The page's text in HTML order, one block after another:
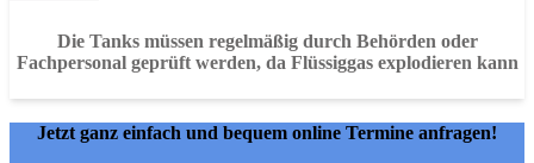
Die Tanks müssen regelmäßig durch Behörden oder
Fachpersonal geprüft werden, da Flüssiggas explodieren kann
Jetzt ganz einfach und bequem online Termine anfragen!